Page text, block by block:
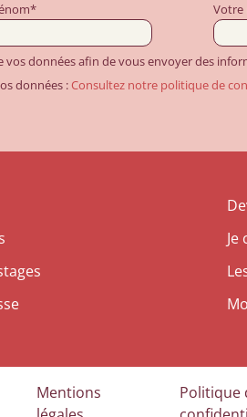
vos données afin de vous envoyer des
données :Consultez notre politique de
Je
Mentions
Politique